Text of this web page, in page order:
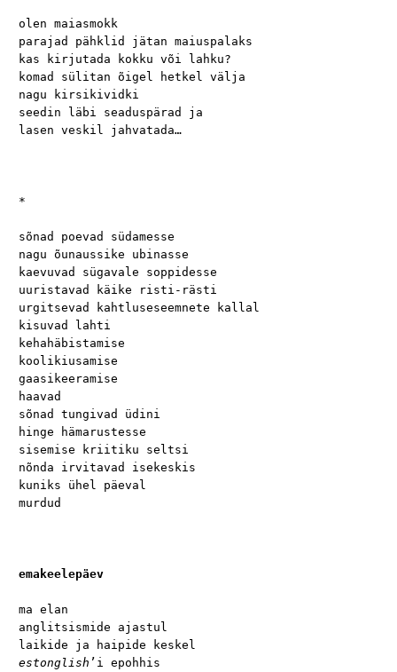
olen maiasmokk
parajad pähklid jätan maiuspalaks
kas kirjutada kokku või lahku?
komad sülitan õigel hetkel välja
nagu kirsikividki
seedin läbi seaduspärad ja
lasen veskil jahvatada…
*
sõnad poevad südamesse
nagu õunaussike ubinasse
kaevuvad sügavale soppidesse
uuristavad käike risti-rästi
urgitsevad kahtluseseemnete kallal
kisuvad lahti
kehahäbistamise
koolikiusamise
gaasikeeramise
haavad
sõnad tungivad üdini
hinge hämarustesse
sisemise kriitiku seltsi
nõnda irvitavad isekeskis
kuniks ühel päeval
murdud
emakeelepäev
ma elan
anglitsismide ajastul
estonglish ’i epohhis